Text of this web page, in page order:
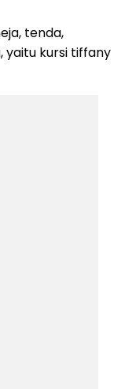
tenda,
yaitu kursi tiffany